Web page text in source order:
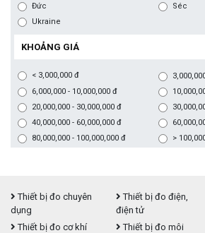
Đức
Séc
Ukraine
KHOẢNG GIÁ
< 3,000,000 đ
6,000,000 - 10,000,000 đ
20,000,000 - 30,000,000 đ
40,000,000 - 60,000,000 đ
80,000,000 - 100,000,000 đ
>
Thiết bị đo chuyên
dụng
Thiết bị đo điện,
điện tử
Thiết bị đo cơ khí
Thiết bị đo môi